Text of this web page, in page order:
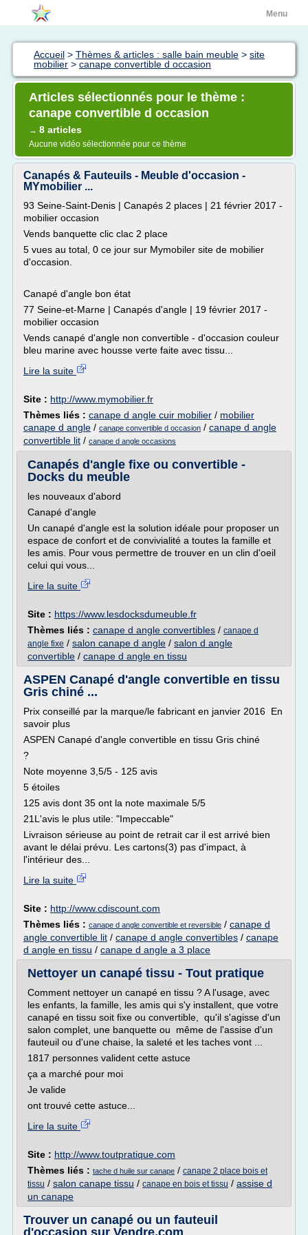
Menu
Accueil > Thèmes & articles : salle bain meuble > site
mobilier > canape convertible d occasion
Articles sélectionnés pour le thème :
canape convertible d occasion
→ 8 articles
Aucune vidéo sélectionnée pour ce thème
Canapés & Fauteuils - Meuble d'occasion -
MYmobilier ...
93 Seine-Saint-Denis | Canapés 2 places | 21 février 2017 -
mobilier occasion
Vends banquette clic clac 2 place
5 vues au total, 0 ce jour sur Mymobiler site de mobilier
d'occasion.
Canapé d'angle bon état
77 Seine-et-Marne | Canapés d'angle | 19 février 2017 -
mobilier occasion
Vends canapé d'angle non convertible - d'occasion couleur
bleu marine avec housse verte faite avec tissu...
Lire la suite
Site : http://www.mymobilier.fr
Thèmes liés : canape d angle cuir mobilier / mobilier
canape d angle / canape convertible d occasion / canape d angle
convertible lit / canape d angle occasions
Canapés d'angle fixe ou convertible -
Docks du meuble
les nouveaux d'abord
Canapé d'angle
Un canapé d'angle est la solution idéale pour proposer un
espace de confort et de convivialité a toutes la famille et
les amis. Pour vous permettre de trouver en un clin d'oeil
celui qui vous...
Lire la suite
Site : https://www.lesdocksdumeuble.fr
Thèmes liés : canape d angle convertibles / canape d
angle fixe / salon canape d angle / salon d angle
convertible / canape d angle en tissu
ASPEN Canapé d'angle convertible en tissu
Gris chiné ...
Prix conseillé par la marque/le fabricant en janvier 2016 En
savoir plus
ASPEN Canapé d'angle convertible en tissu Gris chiné
?
Note moyenne 3,5/5 - 125 avis
5 étoiles
125 avis dont 35 ont la note maximale 5/5
21L'avis le plus utile: "Impeccable"
Livraison sérieuse au point de retrait car il est arrivé bien
avant le délai prévu. Les cartons(3) pas d'impact, à
l'intérieur des...
Lire la suite
Site : http://www.cdiscount.com
Thèmes liés : canape d angle convertible et reversible / canape d
angle convertible lit / canape d angle convertibles / canape
d angle en tissu / canape d angle a 3 place
Nettoyer un canapé tissu - Tout pratique
Comment nettoyer un canapé en tissu ? A l'usage, avec
les enfants, la famille, les amis qui s'y installent, que votre
canapé en tissu soit fixe ou convertible, qu'il s'agisse d'un
salon complet, une banquette ou même de l'assise d'un
fauteuil ou d'une chaise, la saleté et les taches vont ...
1817 personnes valident cette astuce
ça a marché pour moi
Je valide
ont trouvé cette astuce...
Lire la suite
Site : http://www.toutpratique.com
Thèmes liés : tache d huile sur canape / canape 2 place bois et
tissu / salon canape tissu / canape en bois et tissu / assise d
un canape
Trouver un canapé ou un fauteuil
d'occasion sur Vendre.com